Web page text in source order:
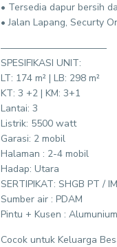
• Tersedia dapur bersih
• Jalan Lapang, Securty
———————————
SPESIFIKASI UNIT:
LT: 174 m² | LB: 298 m²
KT: 3 +2 | KM: 3+1
Lantai: 3
Listrik: 5500 watt
Garasi: 2 mobil
Halaman : 2-4 mobil
Hadap: Utara
SERTIPIKAT: SHGB PT /
Sumber air : PDAM
Pintu + Kusen :
Cocok untuk Keluarga